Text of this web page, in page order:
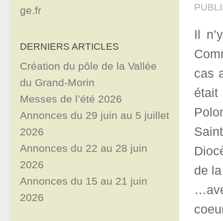
Il
cas
de
ge.fr
DERNIERS ARTICLES
Création du pôle de la Vallée
du Grand-Morin
Messes de l’été 2026
Annonces du 29 juin au 5 juillet
2026
Annonces du 22 au 28 juin
2026
Annonces du 15 au 21 juin
2026